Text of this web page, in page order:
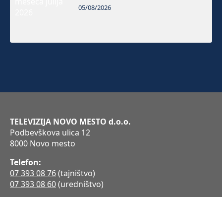
05/08/2026
TELEVIZIJA NOVO MESTO d.o.o.
Podbevškova ulica 12
8000 Novo mesto
Telefon:
07 393 08 76(tajništvo)
07 393 08 60(uredništvo)